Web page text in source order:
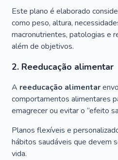
Este plano é elaborado
como peso, altura,
macronutrientes, patologias e
além de objetivos.
2. Reeducação alimentar
A reeducação alimentar
comportamentos alimentares
emagrecer ou evitar o “efeito
Planos flexíveis e
hábitos saudáveis que devem
vida.